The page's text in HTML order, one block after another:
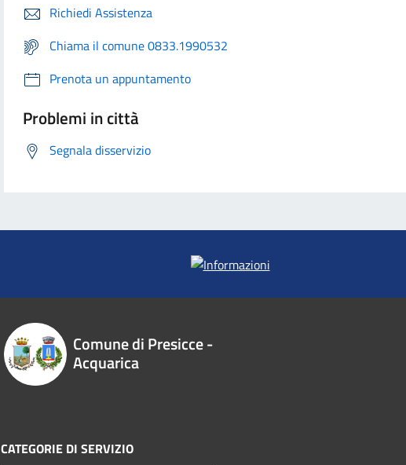
Richiedi Assistenza
Chiama il comune 0833.1990532
Prenota un appuntamento
Problemi in città
Segnala disservizio
Comune di Presicce -
Acquarica
CATEGORIE DI SERVIZIO